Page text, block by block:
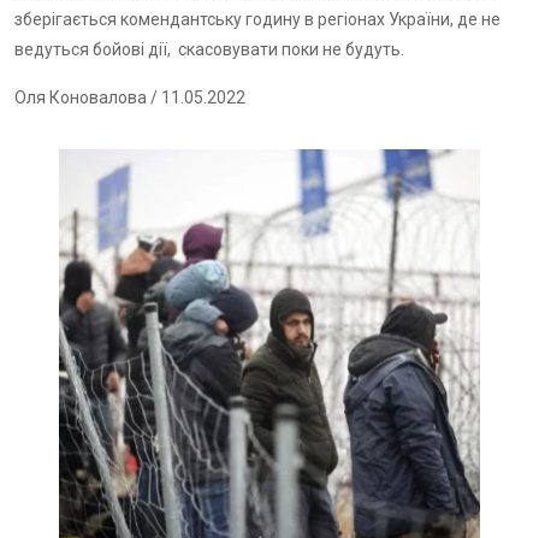
зберігається комендантську годину в регіонах України, де не
ведуться бойові дії, скасовувати поки не будуть.
Оля Коновалова / 11.05.2022